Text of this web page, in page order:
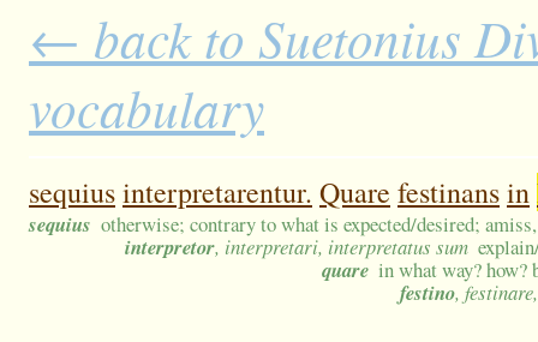
← back to Suetonius
vocabulary
sequiusinterpretarentur. Quare festinansin
sequius otherwise; contrary to what is expected/desired;
interpretor, interpretari, interpretatus sum
quare in what way? how?
festino,